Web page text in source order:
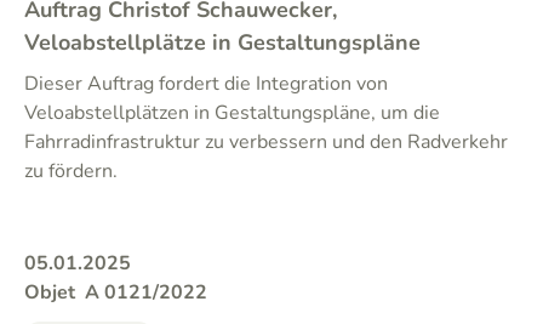
Auftrag Christof Schauwecker,
Veloabstellplätze in Gestaltungspläne
Dieser Auftrag fordert die Integration von
Veloabstellplätzen in Gestaltungspläne, um die
Fahrradinfrastruktur zu verbessern und den Radverkehr
zu fördern.
05.01.2025
Objet A 0121/2022